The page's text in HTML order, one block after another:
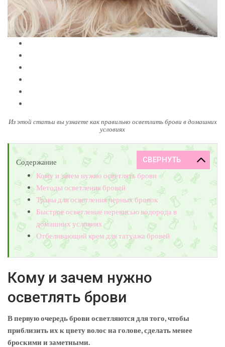
Из этой статьи вы узнаете как правильно осветлить брови в домашних
условиях
Содержание
Кому и зачем нужно осветлять брови
Методы осветления бровей
Травы для осветления черных бровок
Быстрое осветление перекисью водорода в
домашних условиях
Отбеливающий крем для татуажа бровей
Кому и зачем нужно
осветлять брови
В первую очередь брови осветляются для того, чтобы
приблизить их к цвету волос на голове, сделать менее
броскими и заметными.